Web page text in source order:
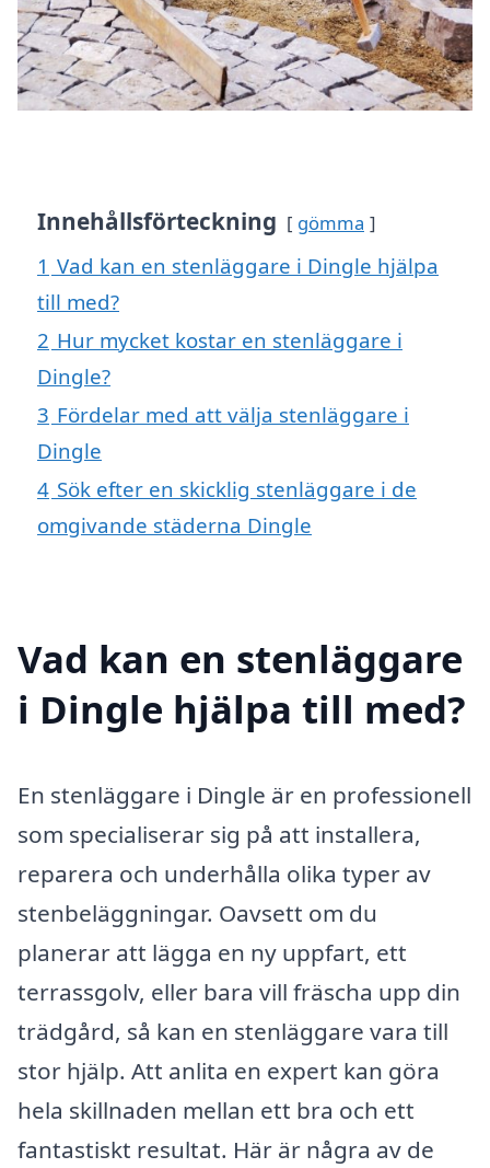
Innehållsförteckning gömma
1 Vad kan en stenläggare i Dingle hjälpa
till med?
2 Hur mycket kostar en stenläggare i
Dingle?
3 Fördelar med att välja stenläggare i
Dingle
4 Sök efter en skicklig stenläggare i de
omgivande städerna Dingle
Vad kan en stenläggare
i Dingle hjälpa till med?
En stenläggare i Dingle är en professionell
som specialiserar sig på att installera,
reparera och underhålla olika typer av
stenbeläggningar. Oavsett om du
planerar att lägga en ny uppfart, ett
terrassgolv, eller bara vill fräscha upp din
trädgård, så kan en stenläggare vara till
stor hjälp. Att anlita en expert kan göra
hela skillnaden mellan ett bra och ett
fantastiskt resultat. Här är några av de